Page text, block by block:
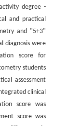
degree -
and practical
and "5+3"
diagnosis were
score for
students
assessment
clinical
score was
score was